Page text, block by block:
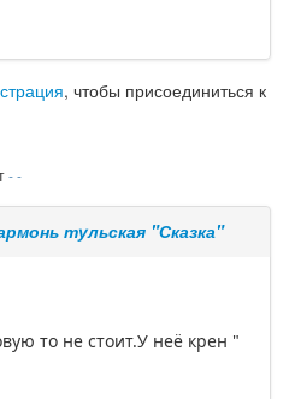
, чтобы присоединиться к
- -
тульская "Сказка"
то не стоит.У неё крен "